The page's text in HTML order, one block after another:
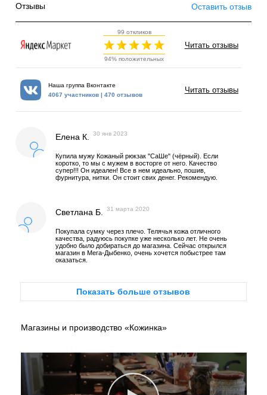
Отзывы Оставить отзыв
99 откликов
94% положительных
Читать отзывы
Наша группа Вконтакте
4067 участников | 470 отзывов
Читать отзывы
Елена К. 30 янв 2023
Купила мужу Кожаный рюкзак "СаШе" (чёрный). Если
коротко, то мы с мужем в восторге от него. Качество
супер!!! Он идеален! Все в нем идеально, пошив,
фурнитура, нитки. Он стоит свих денег. Рекомендую.
Светлана Б. 31 марта 2020
Покупала сумку через плечо. Телячья кожа отличного
качества, радуюсь покупке уже несколько лет. Не очень
удобно было добираться до магазина. Сейчас открылся
магазин в Мега-Дыбенко, очень хочется побыстрее там
оказаться.
Показать больше отзывов
Магазины и производство «Кожинка»